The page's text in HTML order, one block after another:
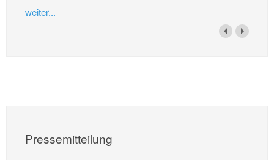
weiter...
Pressemitteilung